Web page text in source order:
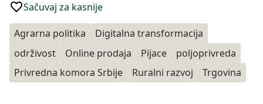
Sačuvaj za kasnije
Agrarna politika
Digitalna transformacija
održivost
Online prodaja Pijace
poljoprivreda
Privredna komora Srbije
Ruralni razvoj Trgovina